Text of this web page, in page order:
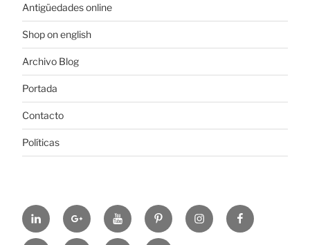
Antigüedades online
Shop on english
Archivo Blog
Portada
Contacto
Políticas
https://www.linkedin.com/in/%C3%B3scar-
alonso-
https://plus.google.com/u/0/
https://www.youtube.com/channel/
https://es.pinterest.com/
https://
hl=es
https://